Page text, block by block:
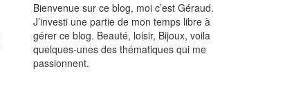
Bienvenue sur ce blog, moi c’est Géraud.
J’investi une partie de mon temps libre à
gérer ce blog. Beauté, loisir, Bijoux, voila
quelques-unes des thématiques qui me
passionnent.